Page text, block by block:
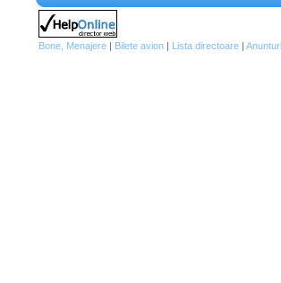
Bone, Menajere | Bilete avion | Lista directoare | Anunturi